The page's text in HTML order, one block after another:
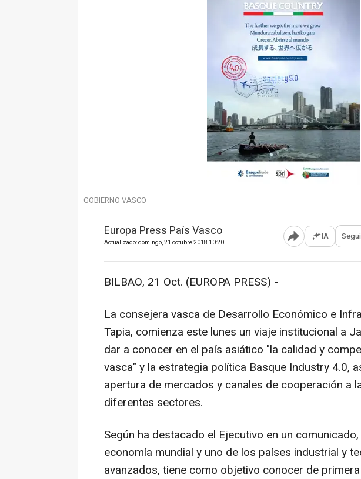
GOBIERNO VASCO
Europa Press País Vasco
Actualizado: domingo, 21 octubre 2018 10:20 Abrir IA
BILBAO, 21 Oct. (EUROPA PRESS) -
La consejera vasca de Desarrollo Económico e
Tapia, comienza este lunes un viaje institucional a
dar a conocer en el país asiático "la calidad y
vasca" y la estrategia política Basque Industry 4.0,
apertura de mercados y canales de cooperación a
diferentes sectores.
Según ha destacado el Ejecutivo en un
economía mundial y uno de los países industrial y
avanzados, tiene como objetivo conocer de